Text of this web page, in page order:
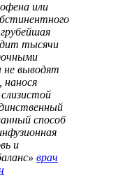
или
тысячи
выводят
способ
и
врач